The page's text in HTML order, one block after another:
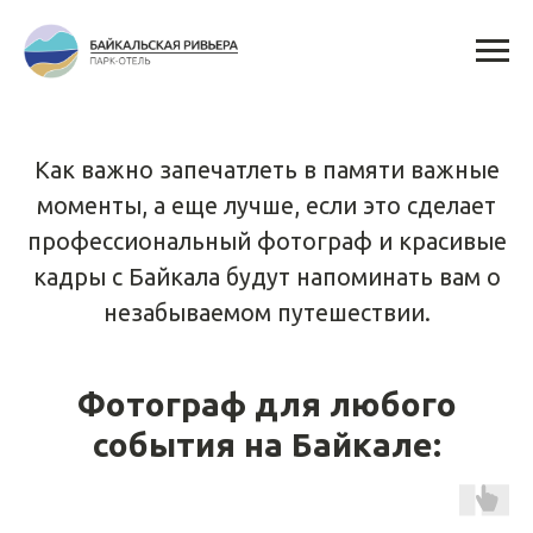
профессиональный фотограф и красивые
кадры с Байкала будут напоминать вам о
незабываемом путешествии.
Фотограф для любого
события на Байкале: